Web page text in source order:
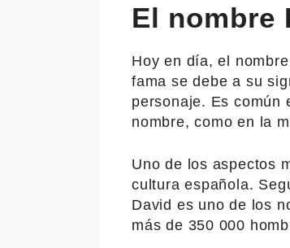
El nombre
Hoy en día, el
fama se debe a su
personaje. Es común
nombre, como en la
Uno de los aspectos
cultura española.
David es uno de los
más de 350 000